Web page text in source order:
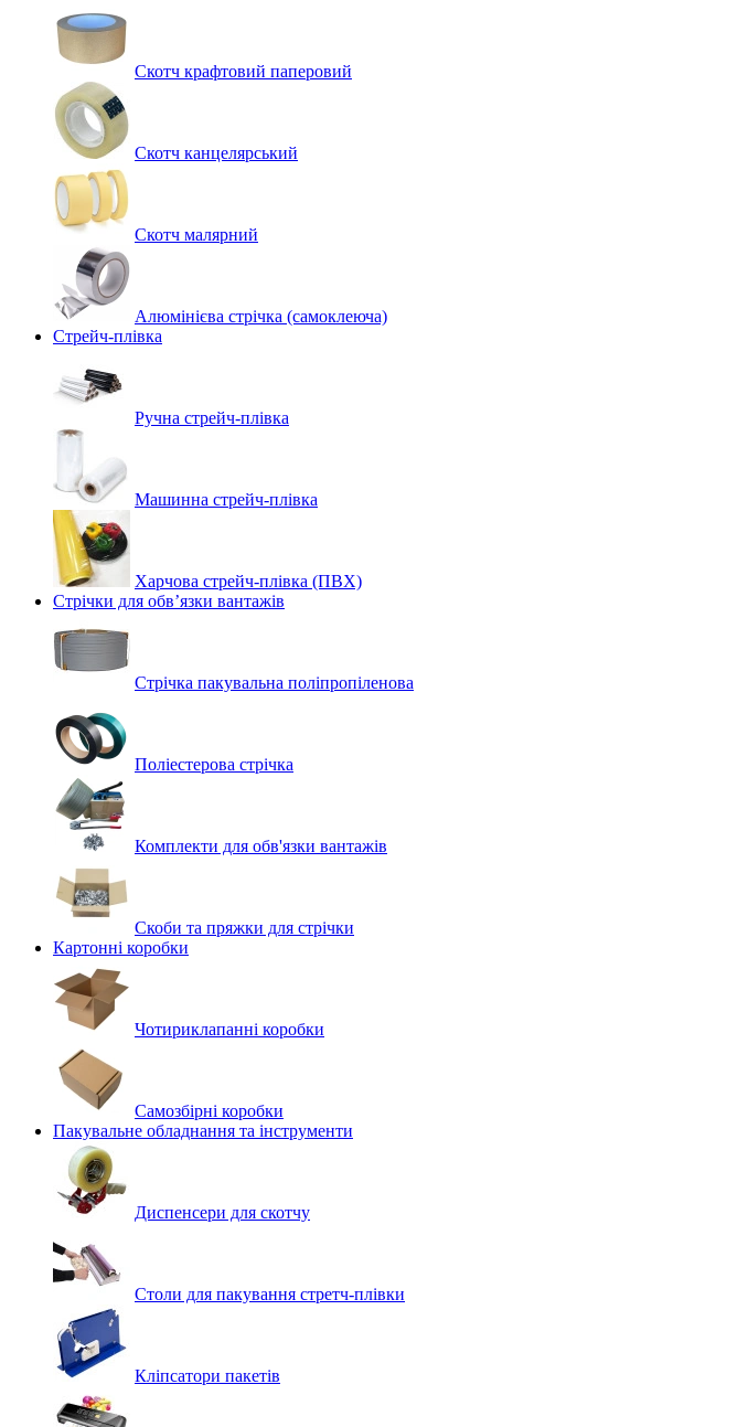
Скотч крафтовий паперовий
Скотч канцелярський
Скотч малярний
Алюмінієва стрічка (самоклеюча)
Стрейч-плівка
Ручна стрейч-плівка
Машинна стрейч‑плівка
Харчова стрейч-плівка (ПВХ)
Стрічки для обв’язки вантажів
Стрічка пакувальна поліпропіленова
Поліестерова стрічка
Комплекти для обв'язки вантажів
Скоби та пряжки для стрічки
Картонні коробки
Чотириклапанні коробки
Самозбірні коробки
Пакувальне обладнання та інструменти
Диспенсери для скотчу
Столи для пакування стретч-плівки
Кліпсатори пакетів